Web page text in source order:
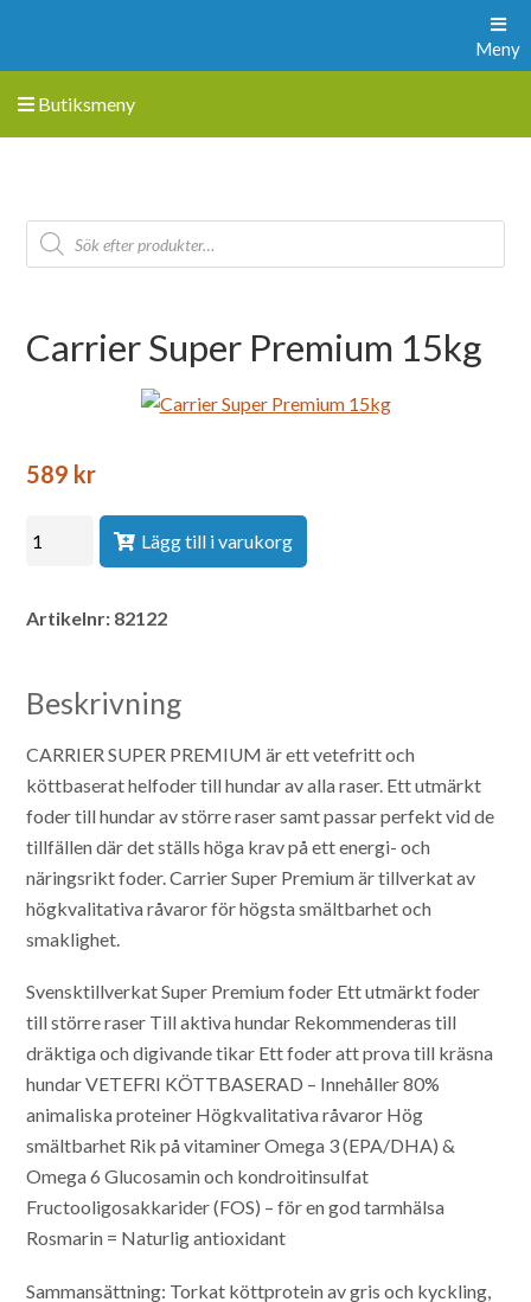
Meny
Butiksmeny
Carrier Super Premium 15kg
589 kr
Lägg till i varukorg
Artikelnr: 82122
Beskrivning
CARRIER SUPER PREMIUM är ett vetefritt och
köttbaserat helfoder till hundar av alla raser. Ett utmärkt
foder till hundar av större raser samt passar perfekt vid de
tillfällen där det ställs höga krav på ett energi- och
näringsrikt foder. Carrier Super Premium är tillverkat av
högkvalitativa råvaror för högsta smältbarhet och
smaklighet.
Svensktillverkat Super Premium foder Ett utmärkt foder
till större raser Till aktiva hundar Rekommenderas till
dräktiga och digivande tikar Ett foder att prova till kräsna
hundarVETEFRI KÖTTBASERAD – Innehåller 80%
animaliska proteiner Högkvalitativa råvaror Hög
smältbarhet Rik på vitaminerOmega 3 (EPA/DHA) &
Omega 6 Glucosamin och kondroitinsulfat
Fructooligosakkarider (FOS) – för en god tarmhälsa
Rosmarin = Naturlig antioxidant
Sammansättning: Torkat köttprotein av gris och kyckling,